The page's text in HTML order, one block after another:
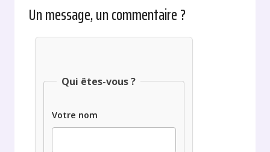
Un message, un commentaire ?
Qui êtes-vous ?
Votre nom